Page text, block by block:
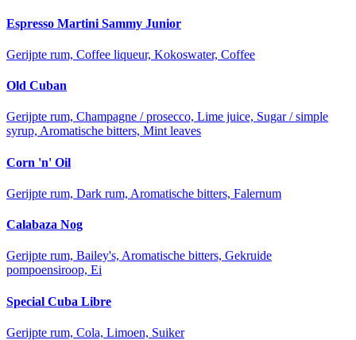
Espresso Martini Sammy Junior
Gerijpte rum, Coffee liqueur, Kokoswater, Coffee
Old Cuban
Gerijpte rum, Champagne / prosecco, Lime juice, Sugar / simple
syrup, Aromatische bitters, Mint leaves
Corn 'n' Oil
Gerijpte rum, Dark rum, Aromatische bitters, Falernum
Calabaza Nog
Gerijpte rum, Bailey's, Aromatische bitters, Gekruide
pompoensiroop, Ei
Special Cuba Libre
Gerijpte rum, Cola, Limoen, Suiker